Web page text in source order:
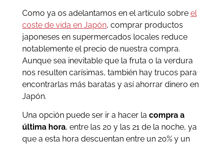
Como ya os adelantamos en el artículo sobre el
coste de vida en Japón, comprar productos
japoneses en supermercados locales reduce
notablemente el precio de nuestra compra.
Aunque sea inevitable que la fruta o la verdura
nos resulten carísimas, también hay trucos para
encontrarlas más baratas y así ahorrar dinero en
Japón.
Una opción puede ser ir a hacer la compra a
última hora, entre las 20 y las 21 de la noche, ya
que a esta hora descuentan entre un 20% y un